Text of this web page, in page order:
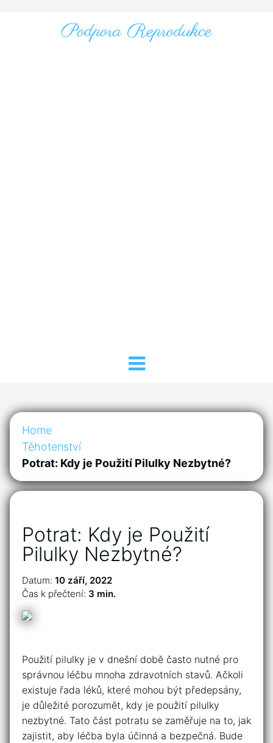
Home
Těhotenství
Potrat: Kdy je Použití Pilulky Nezbytné?
Potrat: Kdy je Použití
Pilulky Nezbytné?
Datum: 10 září, 2022
Čas k přečtení: 3 min.
Použití pilulky je v dnešní době často nutné pro
správnou léčbu mnoha zdravotních stavů. Ačkoli
existuje řada léků, které mohou být předepsány,
je důležité porozumět, kdy je použití pilulky
nezbytné. Tato část potratu se zaměřuje na to, jak
zajistit, aby léčba byla účinná a bezpečná. Bude